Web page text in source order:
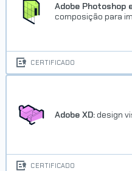
Adobe Photoshop
composição para
CERTIFICADO
Adobe XD: design
CERTIFICADO